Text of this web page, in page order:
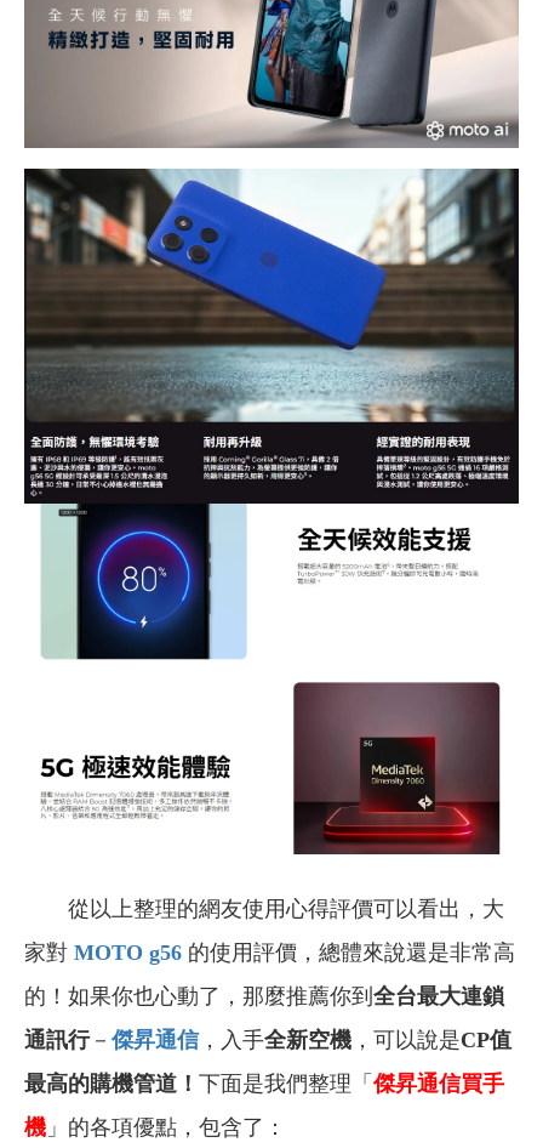
從以上整理的網友使用心得評價可以看出，大
家對 MOTO g56 的使用評價，總體來說還是非常高
的！ 如果你也心動了，那麼推薦你到 全台最大連鎖
通訊行－ 傑昇通信，入手全新空機 ，可以說是CP值
最高的購機管道！ 下面是我們整理「傑昇通信買手
機 」的各項優點，包含了：